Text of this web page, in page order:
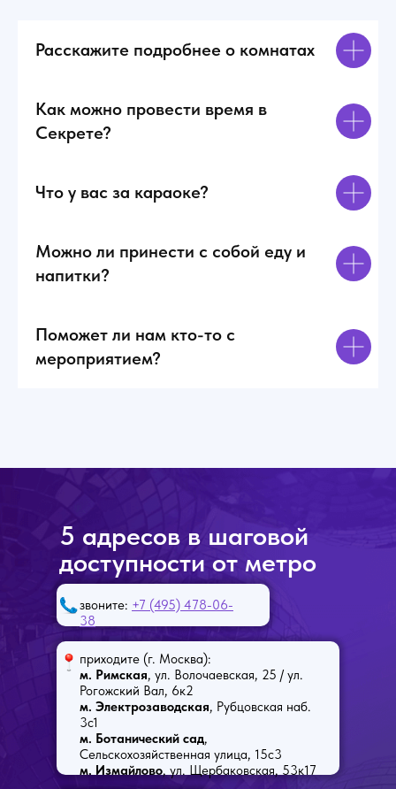
Расскажите подробнее о комнатах
Как можно провести время в
Секрете?
Что у вас за караоке?
Можно ли принести с собой еду и
напитки?
Поможет ли нам кто-то с
мероприятием?
5 адресов в шаговой
доступности от метро
звоните: +7 (495) 478-06-
38
приходите (г. Москва):
м. Римская, ул. Волочаевская, 25 / ул.
Рогожский Вал, 6к2
м. Электрозаводская, Рубцовская наб.
3с1
м. Ботанический сад,
Сельскохозяйственная улица, 15с3
м. Измайлово, ул. Щербаковская, 53к17